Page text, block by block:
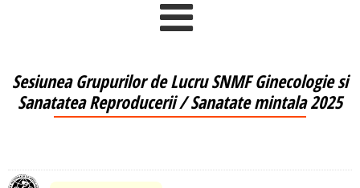
Sesiunea Grupurilor de Lucru SNMF Ginecologie si
Sanatatea Reproducerii / Sanatate mintala 2025